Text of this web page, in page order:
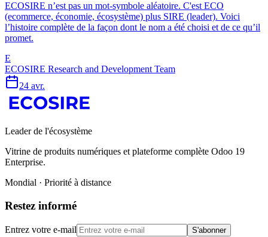
ECOSIRE n’est pas un mot-symbole aléatoire. C'est ECO
(ecommerce, économie, écosystème) plus SIRE (leader). Voici
l’histoire complète de la façon dont le nom a été choisi et de ce qu’il
promet.
E
ECOSIRE Research and Development Team
24 avr.
Leader de l'écosystème
Vitrine de produits numériques et plateforme complète Odoo 19
Enterprise.
Mondial · Priorité à distance
Restez informé
Entrez votre e-mail S'abonner